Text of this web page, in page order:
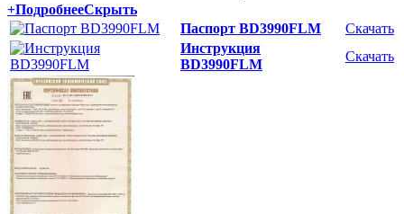
+ПодробнееСкрыть
Паспорт BD3990FLM
Скачать
Инструкция
BD3990FLM
Скачать